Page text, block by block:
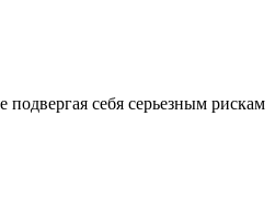
себя серьезным рискам